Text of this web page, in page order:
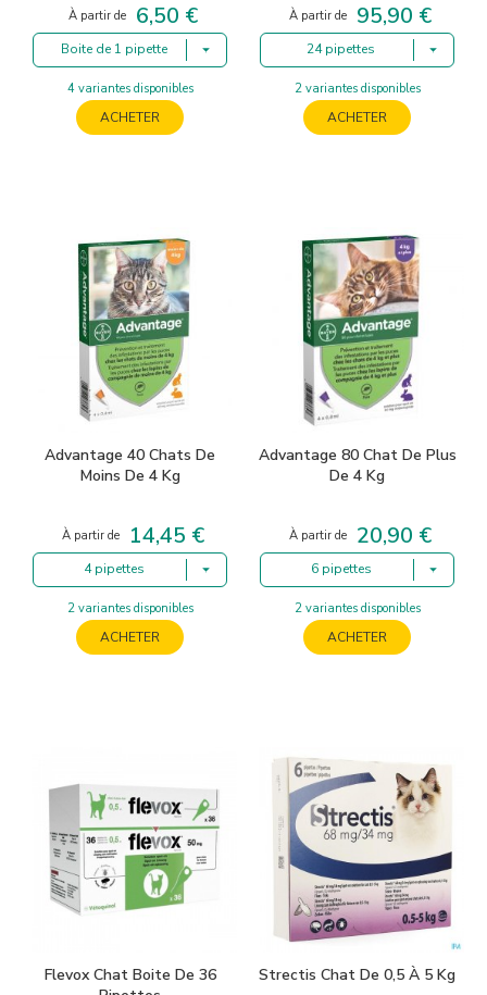
À partir de Prix
6,50 €
Boite de 1 pipette
4 variantes disponibles
ACHETER
À partir de Prix
95,90 €
24 pipettes
2 variantes disponibles
ACHETER
Advantage 40 Chats De
Moins De 4 Kg
À partir de Prix
14,45 €
4 pipettes
2 variantes disponibles
ACHETER
Advantage 80 Chat De Plus
De 4 Kg
À partir de Prix
20,90 €
6 pipettes
2 variantes disponibles
ACHETER
Flevox Chat Boite De 36
Strectis Chat De 0,5 À 5 Kg